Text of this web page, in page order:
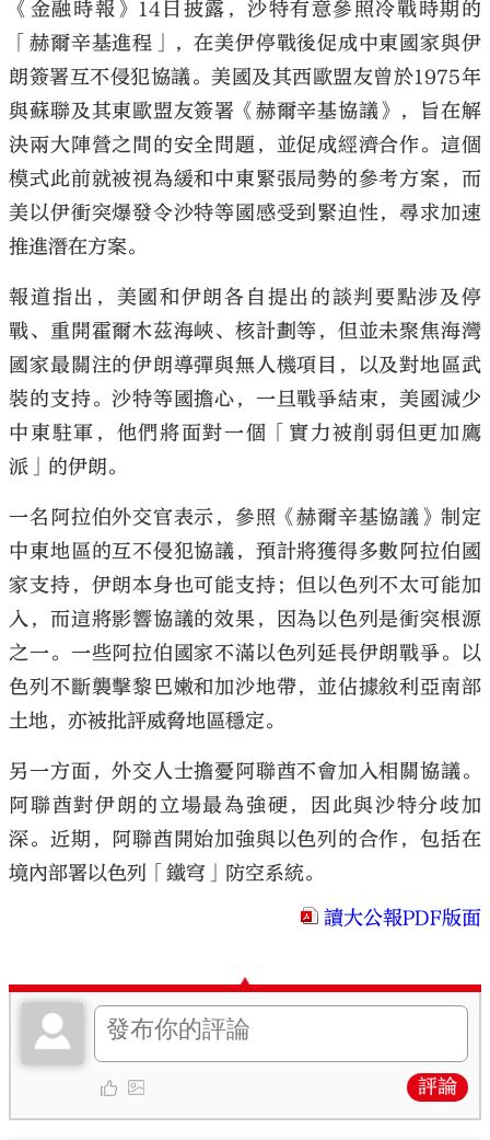
《金融時報》14日披露，沙特有意參照冷戰時期的
「赫爾辛基進程」，在美伊停戰後促成中東國家與伊
朗簽署互不侵犯協議。美國及其西歐盟友曾於1975年
與蘇聯及其東歐盟友簽署《赫爾辛基協議》，旨在解
決兩大陣營之間的安全問題，並促成經濟合作。這個
模式此前就被視為緩和中東緊張局勢的參考方案，而
美以伊衝突爆發令沙特等國感受到緊迫性，尋求加速
推進潛在方案。
報道指出，美國和伊朗各自提出的談判要點涉及停
戰、重開霍爾木茲海峽、核計劃等，但並未聚焦海灣
國家最關注的伊朗導彈與無人機項目，以及對地區武
裝的支持。沙特等國擔心，一旦戰爭結束，美國減少
中東駐軍，他們將面對一個「實力被削弱但更加鷹
派」的伊朗。
一名阿拉伯外交官表示，參照《赫爾辛基協議》制定
中東地區的互不侵犯協議，預計將獲得多數阿拉伯國
家支持，伊朗本身也可能支持；但以色列不太可能加
入，而這將影響協議的效果，因為以色列是衝突根源
之一。一些阿拉伯國家不滿以色列延長伊朗戰爭。以
色列不斷襲擊黎巴嫩和加沙地帶，並佔據敘利亞南部
土地，亦被批評威脅地區穩定。
另一方面，外交人士擔憂阿聯酋不會加入相關協議。
阿聯酋對伊朗的立場最為強硬，因此與沙特分歧加
深。近期，阿聯酋開始加強與以色列的合作，包括在
境內部署以色列「鐵穹」防空系統。
讀大公報PDF版面
評論